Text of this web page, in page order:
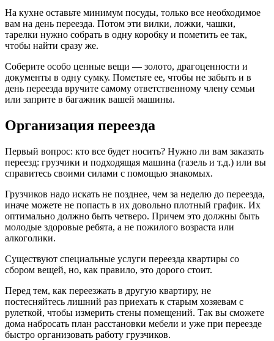
На кухне оставьте минимум посуды, только все необходимое
вам на день переезда. Потом эти вилки, ложки, чашки,
тарелки нужно собрать в одну коробку и пометить ее так,
чтобы найти сразу же.
Соберите особо ценные вещи — золото, драгоценности и
документы в одну сумку. Пометьте ее, чтобы не забыть и в
день переезда вручите самому ответственному члену семьи
или заприте в багажник вашей машины.
Организация переезда
Первый вопрос: кто все будет носить? Нужно ли вам заказать
переезд: грузчики и подходящая машина (газель и т.д.) или вы
справитесь своими силами с помощью знакомых.
Грузчиков надо искать не позднее, чем за неделю до переезда,
иначе можете не попасть в их довольно плотный график. Их
оптимально должно быть четверо. Причем это должны быть
молодые здоровые ребята, а не пожилого возраста или
алкоголики.
Существуют специальные услуги переезда квартиры со
сбором вещей, но, как правило, это дорого стоит.
Перед тем, как переезжать в другую квартиру, не
постесняйтесь лишний раз приехать к старым хозяевам с
рулеткой, чтобы измерить стены помещений. Так вы сможете
дома набросать план расстановки мебели и уже при переезде
быстро организовать работу грузчиков.